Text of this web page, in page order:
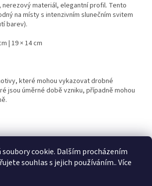
cookie. Dalším procházením
souhlas s jejich používáním.. Více
nerezový materiál, elegantní profil. Tento
na místy s intenzivním slunečním svitem
barev).
| 19 × 14 cm
které mohou vykazovat drobné
jsou úměrné době vzniku, případně mohou
Retro-Darky.cz Krowki.cz